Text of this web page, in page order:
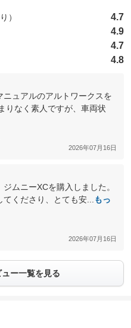
中）
） 4.7
4.9
4.7
4.8
ュアルのアルトワークスを
りなく素人ですが、車両状
2026年07月16日
ムニーXCを購入しました。
くださり、とても安...
もっ
2026年07月16日
ー一覧を見る